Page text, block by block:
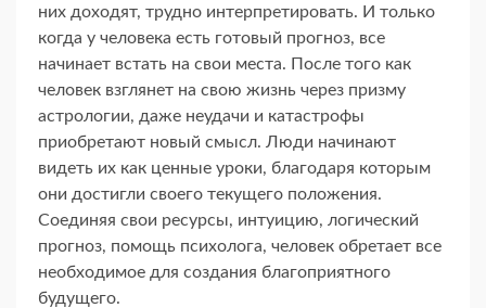
них доходят, трудно интерпретировать. И только
когда у человека есть готовый прогноз, все
начинает встать на свои места. После того как
человек взглянет на свою жизнь через призму
астрологии, даже неудачи и катастрофы
приобретают новый смысл. Люди начинают
видеть их как ценные уроки, благодаря которым
они достигли своего текущего положения.
Соединяя свои ресурсы, интуицию, логический
прогноз, помощь психолога, человек обретает все
необходимое для создания благоприятного
будущего.